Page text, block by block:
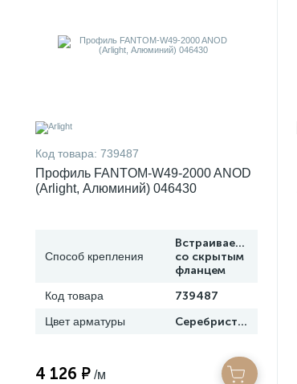
Код товара: 739487
Профиль FANTOM-W49-2000 ANOD
(Arlight, Алюминий) 046430
Способ крепления
Встраиваемый
со скрытым
фланцем
Код товара 739487
Цвет арматуры Серебристый
4 126 ₽ /м